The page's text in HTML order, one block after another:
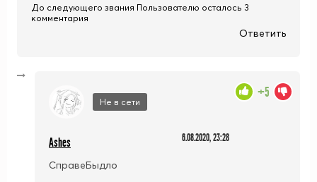
До следующего звания Пользователю осталось 3
комментария
Ответить
Не в сети
Ashes 6.08.2020, 23:28
СправеБыдло
+5